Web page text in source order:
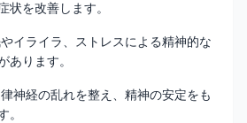
状を改善します。
イライラ、ストレスによる精神的な
あります。
律神経の乱れを整え、精神の安定をも
。